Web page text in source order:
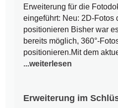
Erweiterung für die
eingeführt: Neu: 2D-Fotos
positionieren Bisher war
bereits möglich, 360°-
positionieren.Mit dem
...weiterlesen
Erweiterung im